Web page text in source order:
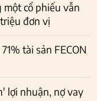
một cổ phiếu vẫn
đơn vị
tài sản FECON
lợi nhuận, nợ vay